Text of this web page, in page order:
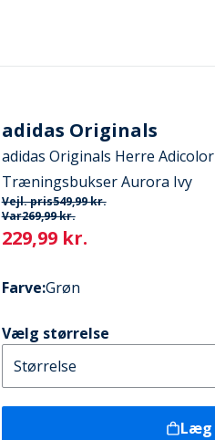
adidas Originals
adidas Originals Herre
Træningsbukser Aurora Ivy
Vejl. pris549,99 kr.
Var269,99 kr.
Current
229,99 kr.
Farve:Grøn
Vælg størrelse
Læg